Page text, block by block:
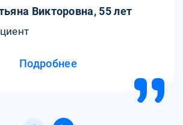
Викторовна, 55 лет
Подробнее